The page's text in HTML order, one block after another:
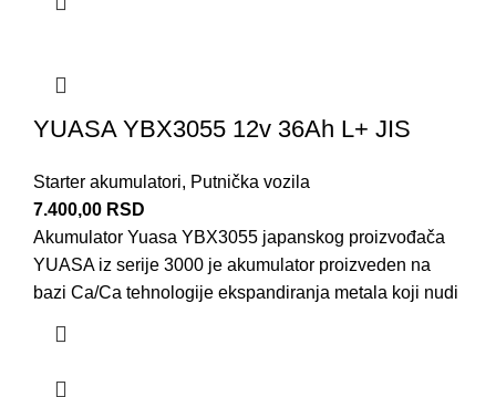
YUASA YBX3055 12v 36Ah L+ JIS
Starter akumulatori, Putnička vozila
7.400,00 RSD
Akumulator Yuasa YBX3055 japanskog proizvođača
YUASA iz serije 3000 je akumulator proizveden na
bazi Ca/Ca tehnologije ekspandiranja metala koji nudi